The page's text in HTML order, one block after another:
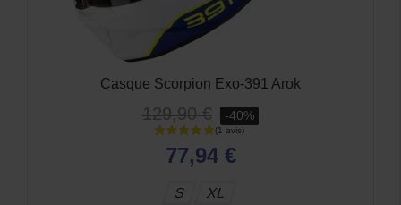
Casque Scorpion Exo-520 Evo Air Terra Noir Argent
259,90 € -41%
153,34 €